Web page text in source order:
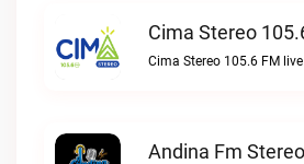
Cima Stereo
Cima Stereo 105.6 FM live
Andina Fm